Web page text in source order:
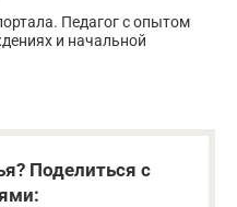
Педагог с опытом
и начальной
Поделиться с